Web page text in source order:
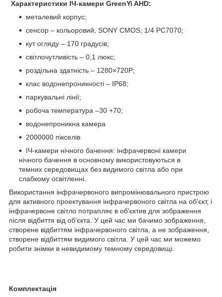
Характеристики ІЧ-камери GreenYi AHD:
металевий корпус;
сенсор – кольоровий, SONY CMOS, 1/4 PC7070;
кут огляду – 170 градусів;
світлочутливість – 0,1 люкс;
роздільна здатність – 1280×720P;
клас водонепроникності – IP68;
паркувальні лінії;
робоча температура –30 +70;
водонепроникна камера
2000000 пікселів
ІЧ-камери нічного бачення: інфрачервоні камери
нічного бачення в основному використовуються в
темних середовищах без видимого світла або при
слабкому освітленні.
Використання інфрачервоного випромінювального пристрою
для активного проектування інфрачервоного світла на об'єкт, і
інфрачервоне світло потрапляє в об'єктив для зображення
після відбиття від об'єкта. У цей час ми бачимо зображення,
створене відбиттям інфрачервоного світла, а не зображення,
створене відбиттям видимого світла. У цей час ми можемо
робити знімки в невидимому темному середовищі.
Комплектація